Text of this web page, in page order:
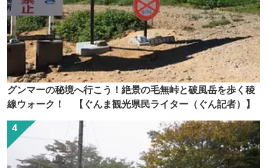
グンマーの秘境へ行こう！絶景の毛無峠と破風岳を歩く稜
線ウォーク！ 【ぐんま観光県民ライター（ぐん記者）】